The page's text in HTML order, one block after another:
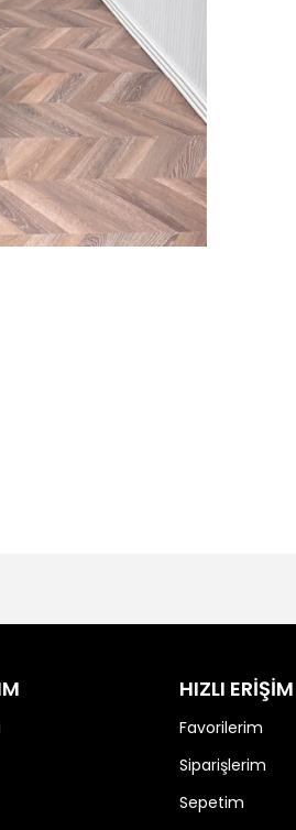
HIZLI ERİŞİM
Favorilerim
Siparişlerim
Sepetim